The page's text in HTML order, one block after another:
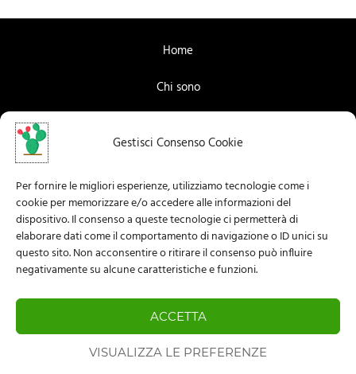
Gestisci Consenso Cookie
Per fornire le migliori esperienze, utilizziamo tecnologie come i
cookie per memorizzare e/o accedere alle informazioni del
dispositivo. Il consenso a queste tecnologie ci permetterà di
elaborare dati come il comportamento di navigazione o ID unici su
questo sito. Non acconsentire o ritirare il consenso può influire
negativamente su alcune caratteristiche e funzioni.
ACCETTA
VISUALIZZA LE PREFERENZE
Home
Chi sono
Instagram
Privacy Policy
Informazioni legali
Cookie Policy (UE)
Lavorare come Nomade digitale